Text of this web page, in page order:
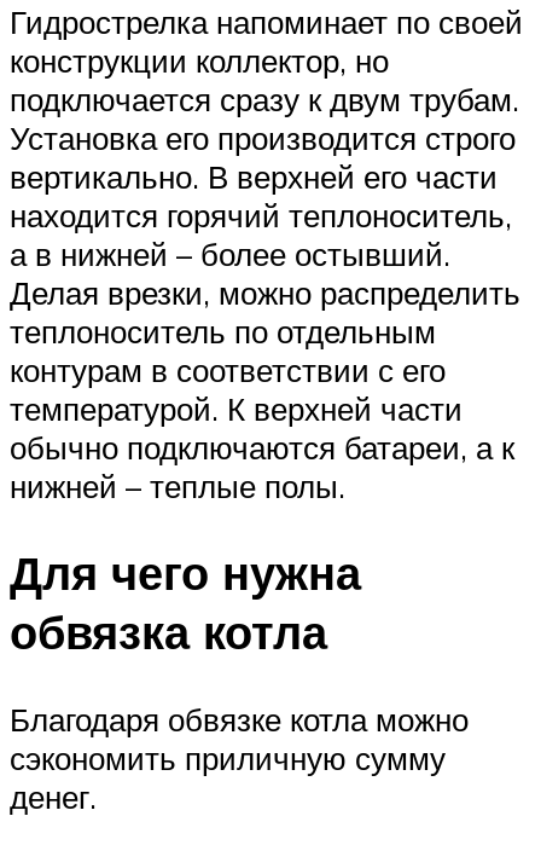
Гидрострелка напоминает по своей
конструкции коллектор, но
подключается сразу к двум трубам.
Установка его производится строго
вертикально. В верхней его части
находится горячий теплоноситель,
а в нижней – более остывший.
Делая врезки, можно распределить
теплоноситель по отдельным
контурам в соответствии с его
температурой. К верхней части
обычно подключаются батареи, а к
нижней – теплые полы.
Для чего нужна
обвязка котла
Благодаря обвязке котла можно
сэкономить приличную сумму
денег.